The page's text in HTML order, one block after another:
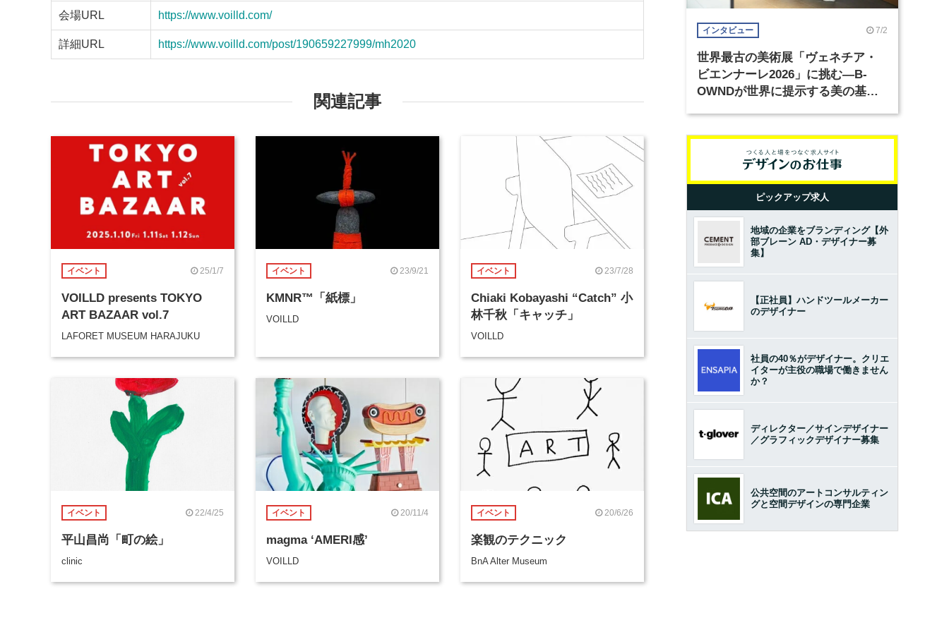
会場URL https://www.voilld.com/
詳細URL https://www.voilld.com/post/190659227999/mh2020
関連記事
イベント 25/1/7
VOILLD presents TOKYO
ART BAZAAR vol.7
LAFORET MUSEUM HARAJUKU
イベント 23/9/21
KMNR™「紙標」
VOILLD
イベント 23/7/28
Chiaki Kobayashi “Catch” 小
林千秋「キャッチ」
VOILLD
イベント 22/4/25
平山昌尚「町の絵」
clinic
イベント 20/11/4
magma ‘AMERI感’
VOILLD
イベント 20/6/26
楽観のテクニック
BnA Alter Museum
インタビュー 7/2
世界最古の美術展「ヴェネチア・
ビエンナーレ2026」に挑む―B-
OWNDが世界に提示する美の基準
ピックアップ求人
地域の企業をブランディング【外
部ブレーン AD・デザイナー募
集】
【正社員】ハンドツールメーカー
のデザイナー
社員の40％がデザイナー。クリエ
イターが主役の職場で働きません
か？
ディレクター／サインデザイナー
／グラフィックデザイナー募集
公共空間のアートコンサルティン
グと空間デザインの専門企業